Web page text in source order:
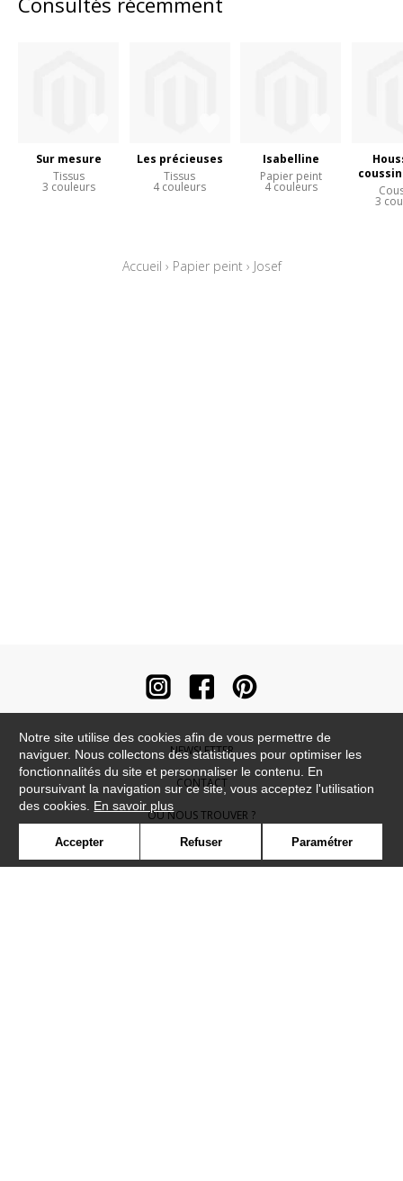
Sur mesure
Tissus
3 couleurs
Les précieuses
Tissus
4 couleurs
Isabelline
Papier peint
4 couleurs
3
Accueil › Papier peint › Josef
NEWSLETTER
CONTACT
OÙ NOUS TROUVER ?
CONTRACT
Notre site utilise des cookies afin de vous permettre de
naviguer. Nous collectons des statistiques pour optimiser les
fonctionnalités du site et personnaliser le contenu. En
poursuivant la navigation sur ce site, vous acceptez l'utilisation
des cookies. En savoir plus
Accepter Refuser Paramétrer